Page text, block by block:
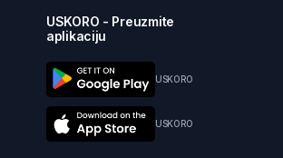
USKORO - Preuzmite
aplikaciju
USKORO
USKORO